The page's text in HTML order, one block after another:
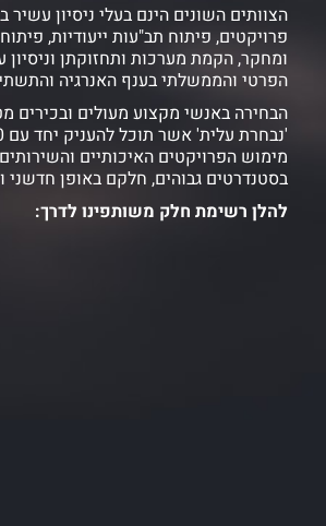
הצוותים השונים הינם בעלי ניסיון
פרויקטים, פיתוח תב"עות ייעודיות,
ומחקר, הקמת מערכות ותחזוקתן וניסיון
הפרטי והממשלתי בענף האנרגיה
הבחירה באנשי מקצוע מעולים ובכירים
מימוש הפרויקטים האיכותיים
בסטנדרטים גבוהים, חלקם באופן חדשני
להלן רשימת חלק משותפינו לדרך: